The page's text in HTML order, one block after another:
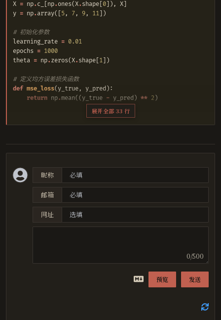
X = np. c_ np. ones(X. shape 0 ]), X
y = np. array([ 5 , 7 , 9 , 11 ])
# 初始化参数
learning_rate = 0.01
epochs = 1000
theta = np. zeros(X. shape 1 ])
# 定义均方误差损失函数
def mse_loss( y_true , y_pred):
return np.mean(( y_true - y_pred ) ** 2 )
for epoch in range(epochs):
error = y_pred - y
gradient = np.dot(X.T, error) / len(X)
# 输出结果
"系数：" theta
("截距：", theta[0])
展开全部 33 行
昵称
邮箱
网址
0/500
预览 发送